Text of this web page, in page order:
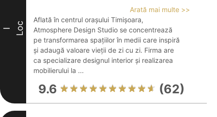
I Loc
Arată mai multe >>
Aflată în centrul orașului Timișoara,
Atmosphere Design Studio se concentrează
pe transformarea spațiilor în medii care inspiră
și adaugă valoare vieții de zi cu zi. Firma are
ca specializare designul interior și realizarea
mobilierului la ...
9.6 (62)